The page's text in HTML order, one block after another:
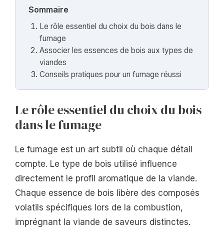
Sommaire
Le rôle essentiel du choix du bois dans le
fumage
Associer les essences de bois aux types de
viandes
Conseils pratiques pour un fumage réussi
Le rôle essentiel du choix du bois
dans le fumage
Le fumage est un art subtil où chaque détail
compte. Le type de bois utilisé influence
directement le profil aromatique de la viande.
Chaque essence de bois libère des composés
volatils spécifiques lors de la combustion,
imprégnant la viande de saveurs distinctes.